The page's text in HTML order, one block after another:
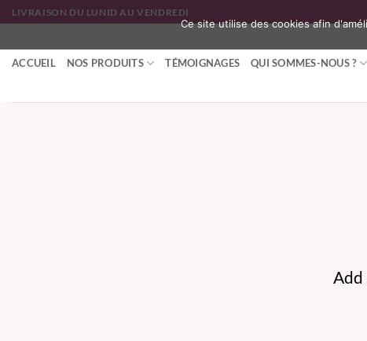
Passer
au
contenu
LIVRAISON DU LUNID AU VENDREDI
ACCUEIL NOS PRODUITS TÉMOIGNAGES QUI SOMMES-NOUS ?
Add
Ce site utilise des cookies afin